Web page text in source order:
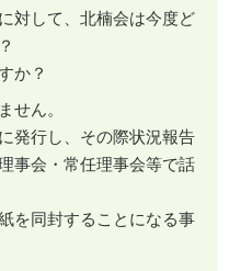
対して、北楠会は今度ど
か？
せん。
発行し、その際状況報告
事会・常任理事会等で話
を同封することになる事